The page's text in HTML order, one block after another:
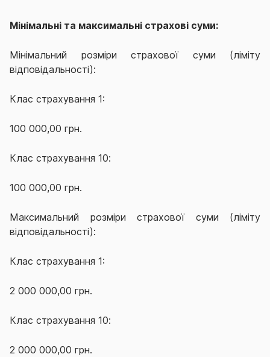
Мінімальні та максимальні страхові суми:
Мінімальний розміри страхової суми (ліміту
відповідальності):
Клас страхування 1:
100 000,00 грн.
Клас страхування 10:
100 000,00 грн.
Максимальний розміри страхової суми (ліміту
відповідальності):
Клас страхування 1:
2 000 000,00 грн.
Клас страхування 10:
2 000 000,00 грн.